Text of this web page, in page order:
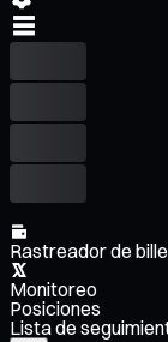
Rastreador de
Monitoreo
Posiciones
Lista de